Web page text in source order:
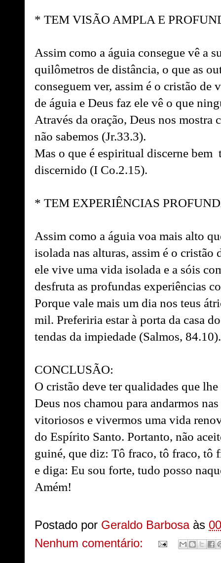
* TEM VISÃO AMPLA E
Assim como a águia consegue vê a
quilômetros de distância, o que as
conseguem ver, assim é o cristão de
de águia e Deus faz ele vê o que
Através da oração, Deus nos mostra
não sabemos (Jr.33.3).
Mas o que é espiritual discerne bem
discernido (I Co.2.15).
* TEM EXPERIÊNCIAS
Assim como a águia voa mais alto
isolada nas alturas, assim é o cristão
ele vive uma vida isolada e a sóis
desfruta as profundas experiências
Porque vale mais um dia nos teus
mil. Preferiria estar à porta da casa
tendas da impiedade (Salmos, 84.10).
CONCLUSÃO:
O cristão deve ter qualidades que
Deus nos chamou para andarmos
vitoriosos e vivermos uma vida
do Espírito Santo. Portanto, não
guiné, que diz: Tô fraco, tô fraco, tô
e diga: Eu sou forte, tudo posso
Amém!
Postado por Geraldo Barbosa às
Nenhum comentário: